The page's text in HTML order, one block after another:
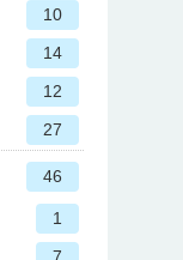
10
14
12
27
46
1
7